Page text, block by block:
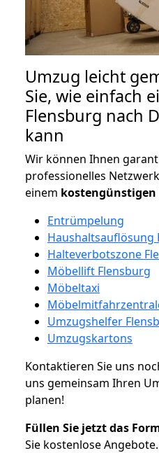
Umzug leicht
Sie, wie einfach
Flensburg nach
kann
Wir können Ihnen
professionelles
einem kostengünstigen
Entrümpelung
Haushaltsauflösung
Halteverbotszone
Möbellift Flensburg
Möbeltaxi
Umzugshelfer
Umzugskartons
Kontaktieren Sie uns
uns gemeinsam Ihren
planen!
Füllen Sie jetzt das
Sie kostenlose Angebote.